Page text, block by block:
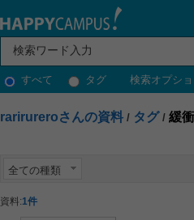
すべて タグ 検索オプシ
rarirureroさんの資料 / タグ / 緩
全ての種類
資料:1件